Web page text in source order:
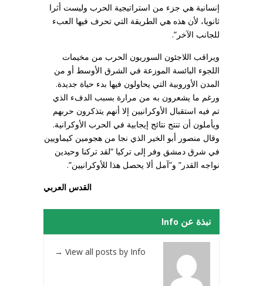
إنسانية هي جزء من استراتيجية الحرب وليست أثرا
ثانويا، لأن هذه هي الطريقة التي تحرف فيها العبء
للجانب الآخر”.
ويراقب اللاجئون السوريون الحرب من مخيمات
اللجوء البائسة الموزعة في الشرق الأوسط أو من
المدن الأوروبية التي يحاولون فيها بدء حياة جديدة.
ورغم ما يشعرون به من مرارة بسبب الدفء الذي
تم فيه استقبال الأوكرانيين إلا أنهم يتذكرون حربهم
ويأملون أن تنتج نتائج إيجابية في الحرب الأوكرانية.
وقال منصور أبو الخير الذي نجا من هجومين كيماويين
في شرق دمشق وفر إلى تركيا “لقد تركنا وحيدين
نواجه القدر” و”آمل ألا يحصل هذا للأوكرانيين”.
القدس العربي
نبذة عن Info
View all posts by Info
→